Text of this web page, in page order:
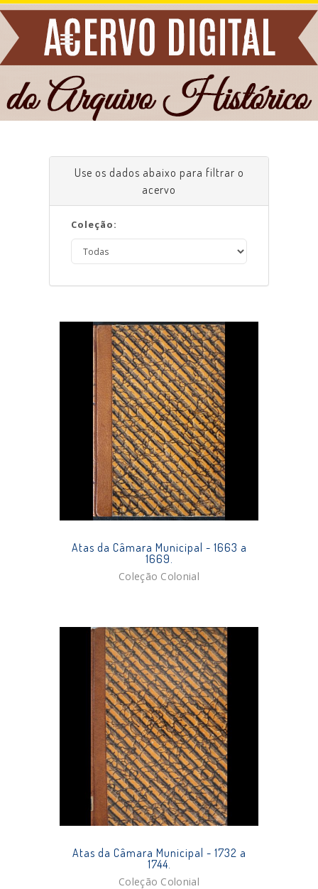
Use os dados abaixo para filtrar o
acervo
Coleção:
Atas da Câmara Municipal - 1663 a
1669.
Coleção Colonial
Atas da Câmara Municipal - 1732 a
1744.
Coleção Colonial